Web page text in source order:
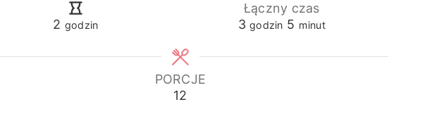
2 godziny
godzin
Łączny czas
3godziny
godzin 5 minuty
minut
PORCJE
12